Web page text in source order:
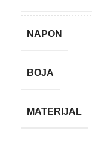
NAPON
BOJA
MATERIJAL